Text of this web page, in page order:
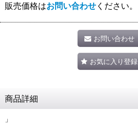
販売価格はお問い合わせください。
お問い合わせ
お気に入り登録
商品詳細
」